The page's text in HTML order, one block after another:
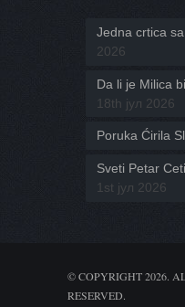
Jedna crtica
2026
Da li je Milica
18th јул 2026
Poruka Ćirila
Sveti Petar
1st јул 2026
© COPYRIGHT 2026.